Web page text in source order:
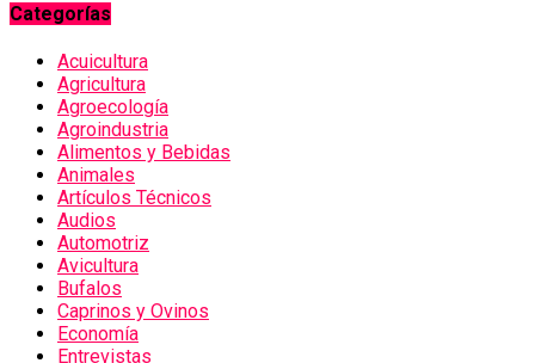
Categorías
Acuicultura
Agricultura
Agroecología
Agroindustria
Alimentos y Bebidas
Animales
Artículos Técnicos
Audios
Automotriz
Avicultura
Bufalos
Caprinos y Ovinos
Economía
Entrevistas